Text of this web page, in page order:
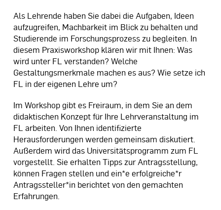
Als Lehrende haben Sie dabei die Aufgaben, Ideen
aufzugreifen, Machbarkeit im Blick zu behalten und
Studierende im Forschungsprozess zu begleiten. In
diesem Praxisworkshop klären wir mit Ihnen: Was
wird unter FL verstanden? Welche
Gestaltungsmerkmale machen es aus? Wie setze ich
FL in der eigenen Lehre um?
Im Workshop gibt es Freiraum, in dem Sie an dem
didaktischen Konzept für Ihre Lehrveranstaltung im
FL arbeiten. Von Ihnen identifizierte
Herausforderungen werden gemeinsam diskutiert.
Außerdem wird das Universitätsprogramm zum FL
vorgestellt. Sie erhalten Tipps zur Antragsstellung,
können Fragen stellen und ein*e erfolgreiche*r
Antragssteller*in berichtet von den gemachten
Erfahrungen.